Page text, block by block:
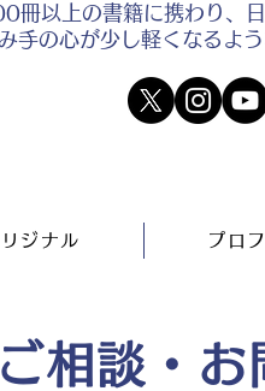
冊以上の書籍に携わり、
手の心が少し軽くなるよ
ジナル プロ
相談・お